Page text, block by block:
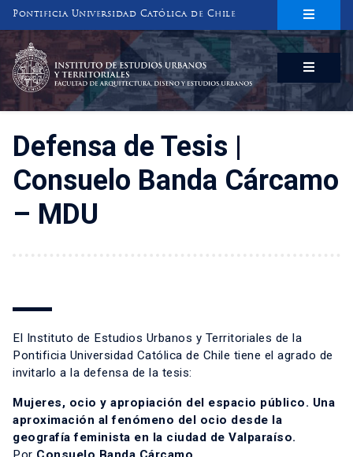
Pontificia Universidad Católica de Chile
INSTITUTO DE ESTUDIOS URBANOS
Y TERRITORIALES
FACULTAD DE ARQUITECTURA, DISEÑO Y ESTUDIOS URBANOS
Defensa de Tesis |
Consuelo Banda Cárcamo
– MDU
El Instituto de Estudios Urbanos y Territoriales de la
Pontificia Universidad Católica de Chile tiene el agrado de
invitarlo a la defensa de la tesis:
Mujeres, ocio y apropiación del espacio público. Una
aproximación al fenómeno del ocio desde la
geografía feminista en la ciudad de Valparaíso.